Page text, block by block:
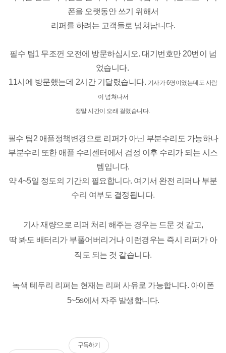
폰을 오랫동안 쓰기 위해서
리퍼를 하려는 고객들로 넘쳐납니다.
필수 팁1 무조껀 오전에 방문하십시오. 대기번호만 20번이 넘
었습니다.
11시에 방문했는데 2시간 기달렸습니다. 기사가 6명이였는데도 사람
이 넘쳐나서
정말 시간이 오래 걸렸습니다.
필수 팁2 애플정책변경으로 리퍼가 아닌 부분수리도 가능하나
부분수리 또한 애플 수리센터에서 검정 이후 수리가 되는 시스
템입니다.
약 4~5일 정도의 기간의 필요합니다. 여기서 완전 리퍼나 부분
수리 여부도 결정됩니다.
기사 재량으로 리퍼 처리 해주는 경우는 드문 것 같고,
딱 봐도 배터리가 부풀어버리거나 이런경우는 즉시 리퍼가 아
직도 되는 것 같습니다.
녹색 테두리 리퍼는 현재는 리퍼 사유로 가능합니다. 아이폰
5~5s에서 자주 발생합니다.
구독하기